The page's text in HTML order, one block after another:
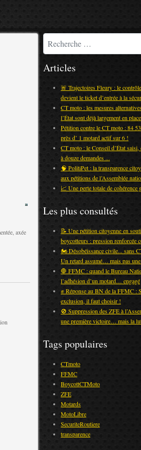
axée
Rechercher
Articles
🚨 Trajectoires Fleury : le
devient le ticket d’entrée à la
CT moto : les mesures
l’État sont déjà largement en place
Pétition contre le CT moto : 84
près d’ 1 motard actif sur 6 !
CT moto : le Conseil d’État saisi,
à douze demandes ...
🧠 PolitiPet : la transparence
aux pétitions de l’Assemblée
📈 Une perte totale de cohérence
Les plus consultés
📝 Une pétition citoyenne en
boycotteurs : pression renforcée
🏍️ Désobéissance civile... sans
Un retard assumé… mais pas
🛑 FFMC : quand le Bureau
l’adhésion d’un motard… engagé
✊ Réponse au BN de la FFMC :
exclusion, il faut choisir !
🚫 Suppression des ZFE à
une première victoire… mais la
Tags populaires
CTmoto
FFMC
BoycottCTMoto
ZFE
Motards
MotoLibre
SecuriteRoutiere
transparence